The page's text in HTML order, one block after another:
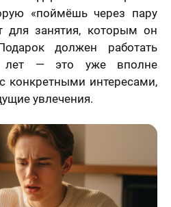
«поймёшь через пару
для занятия, которым он
должен работать
лет — это уже вполне
конкретными интересами,
увлечения.